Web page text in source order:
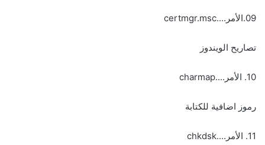
09.الأمر....certmgr.msc
تصاريح الويندوز
10. الأمر....charmap
رموز اضافية للكتابة
11. الأمر....chkdsk